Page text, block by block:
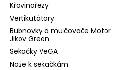
Křovinořezy
Vertikutátory
Bubnovky a mulčovače Motor
Jikov Green
Sekačky VeGA
Nože k sekačkám